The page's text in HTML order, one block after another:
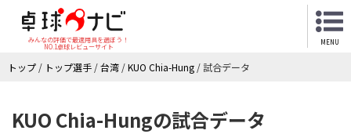
みんなの評価で最適用具を選ぼう！
NO.1卓球レビューサイト
MENU
トップ / トップ選手 /台湾 /KUO Chia-Hung /試合データ
KUO Chia-Hungの試合データ